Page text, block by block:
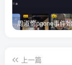
上一篇